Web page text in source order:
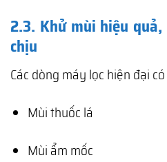
2.3. Khử mùi hiệu
chịu
Các dòng máy lọc hiện đại
Mùi thuốc lá
Mùi ẩm mốc